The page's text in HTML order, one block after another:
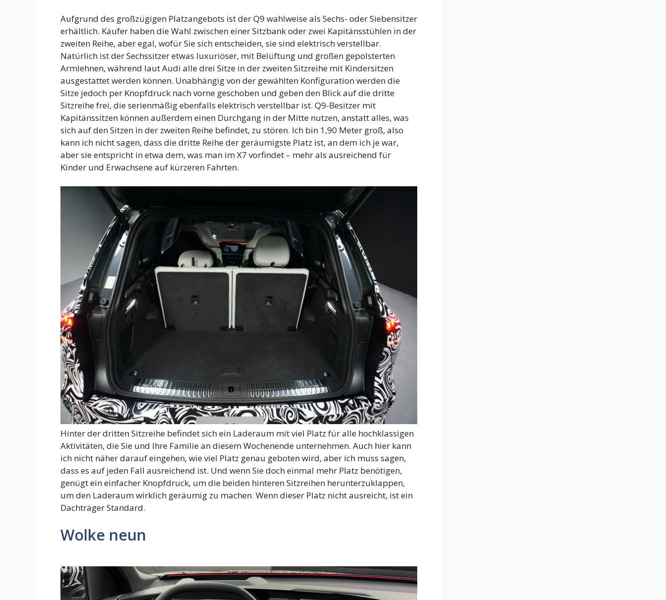
Aufgrund des großzügigen Platzangebots ist der Q9 wahlweise als Sechs- oder Siebensitzer
erhältlich. Käufer haben die Wahl zwischen einer Sitzbank oder zwei Kapitänsstühlen in der
zweiten Reihe, aber egal, wofür Sie sich entscheiden, sie sind elektrisch verstellbar.
Natürlich ist der Sechssitzer etwas luxuriöser, mit Belüftung und großen gepolsterten
Armlehnen, während laut Audi alle drei Sitze in der zweiten Sitzreihe mit Kindersitzen
ausgestattet werden können. Unabhängig von der gewählten Konfiguration werden die
Sitze jedoch per Knopfdruck nach vorne geschoben und geben den Blick auf die dritte
Sitzreihe frei, die serienmäßig ebenfalls elektrisch verstellbar ist. Q9-Besitzer mit
Kapitänssitzen können außerdem einen Durchgang in der Mitte nutzen, anstatt alles, was
sich auf den Sitzen in der zweiten Reihe befindet, zu stören. Ich bin 1,90 Meter groß, also
kann ich nicht sagen, dass die dritte Reihe der geräumigste Platz ist, an dem ich je war,
aber sie entspricht in etwa dem, was man im X7 vorfindet – mehr als ausreichend für
Kinder und Erwachsene auf kürzeren Fahrten.
Hinter der dritten Sitzreihe befindet sich ein Laderaum mit viel Platz für alle hochklassigen
Aktivitäten, die Sie und Ihre Familie an diesem Wochenende unternehmen. Auch hier kann
ich nicht näher darauf eingehen, wie viel Platz genau geboten wird, aber ich muss sagen,
dass es auf jeden Fall ausreichend ist. Und wenn Sie doch einmal mehr Platz benötigen,
genügt ein einfacher Knopfdruck, um die beiden hinteren Sitzreihen herunterzuklappen,
um den Laderaum wirklich geräumig zu machen. Wenn dieser Platz nicht ausreicht, ist ein
Dachträger Standard.
Wolke neun